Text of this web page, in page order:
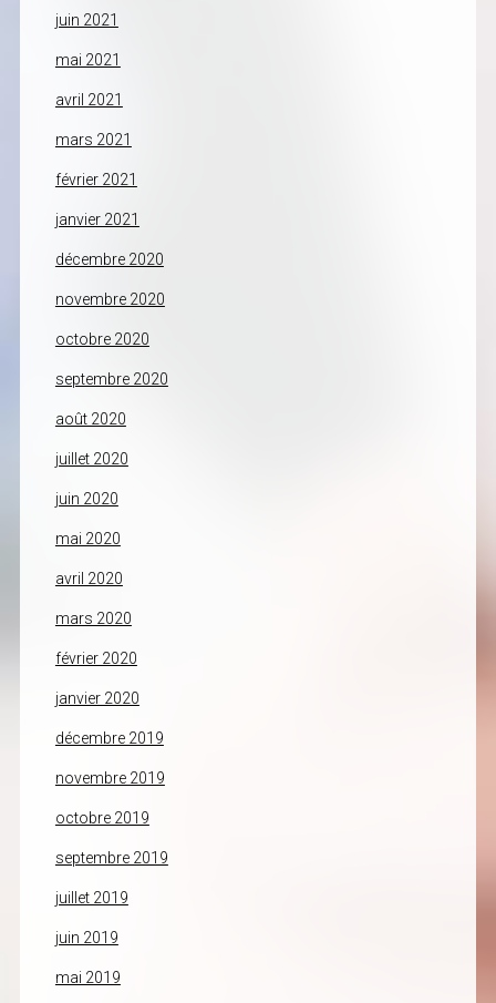
juin 2021
mai 2021
avril 2021
mars 2021
février 2021
janvier 2021
décembre 2020
novembre 2020
octobre 2020
septembre 2020
août 2020
juillet 2020
juin 2020
mai 2020
avril 2020
mars 2020
février 2020
janvier 2020
décembre 2019
novembre 2019
octobre 2019
septembre 2019
juillet 2019
juin 2019
mai 2019